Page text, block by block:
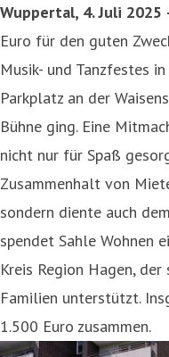
Wuppertal, 4. Juli 2025
Euro für den guten
Musik- und Tanzfestes
Parkplatz an der
Bühne ging. Eine
nicht nur für Spaß
Zusammenhalt von
sondern diente auch
spendet Sahle Wohnen
Kreis Region Hagen,
Familien unterstützt.
1.500 Euro zusammen.